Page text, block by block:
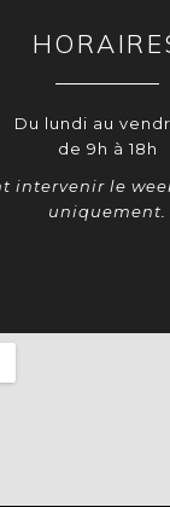
Du lundi au
de 9h à 18h
intervenir le
uniquement.